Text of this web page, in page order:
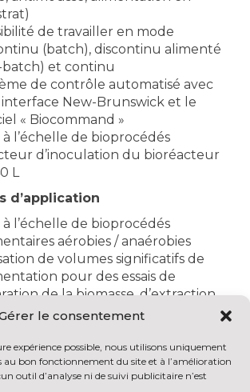
le consentement
expérience possible, nous utilisons uniquement
au bon fonctionnement du site et à l’amélioration
outil d’analyse ni de suivi publicitaire n’est
de travailler en mode
(batch), discontinu alimenté
batch) et continu
de contrôle automatisé avec
New-Brunswick et le
« Biocommand »
à l’échelle de bioprocédés
d’inoculation du bioréacteur
L
d’application
à l’échelle de bioprocédés
aérobies / anaérobies
de volumes significatifs de
pour des essais de
de la biomasse, d’extraction
purification de biomolécules
d’un procédé par une
informatique
à l’échelle de procédés de